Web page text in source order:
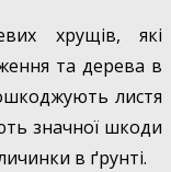
хрущів, які
та дерева в
листя
значної шкоди
в ґрунті.